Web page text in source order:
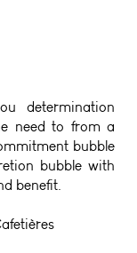
determination
need to from a
bubble
bubble with
benefit.